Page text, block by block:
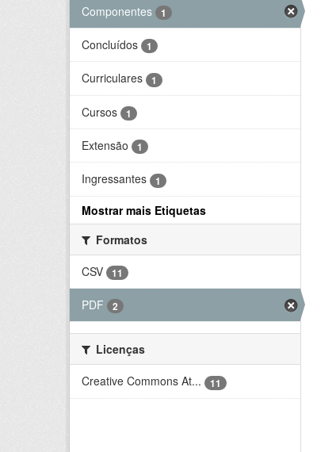
Componentes 1
Concluídos 1
Curriculares 1
Cursos 1
Extensão 1
Ingressantes 1
Mostrar mais Etiquetas
Formatos
CSV
11
PDF 2
Licenças
Creative Commons At...
11